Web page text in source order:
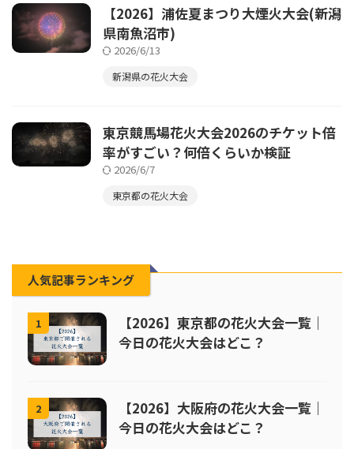
【2026】浦佐夏まつり大煙火大会(新潟
県南魚沼市)
2026/6/13
新潟県の花火大会
東京競馬場花火大会2026のチケット倍
率がすごい？何倍くらいか検証
2026/6/7
東京都の花火大会
人気記事ランキング
1
【2026】東京都の花火大会一覧｜
今日の花火大会はどこ？
2
【2026】大阪府の花火大会一覧｜
今日の花火大会はどこ？